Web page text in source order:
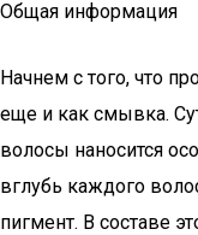
Общая информация
Начнем с того, что
еще и как смывка.
волосы наносится
вглубь каждого
пигмент. В составе